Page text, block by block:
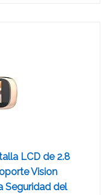
LCD de 2.8
Vision
Seguridad del